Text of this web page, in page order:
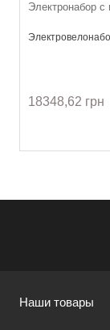
Электронабор
18348,62 грн
Наши товары